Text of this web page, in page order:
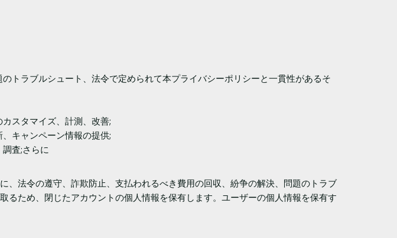
トラブルシュート、法令で定められて本プライバシーポリシーと一貫性があるそ
スタマイズ、計測、改善;
キャンペーン情報の提供;
査;さらに
法令の遵守、詐欺防止、支払われるべき費用の回収、紛争の解決、問題のトラブ
ため、閉じたアカウントの個人情報を保有します。ユーザーの個人情報を保有す